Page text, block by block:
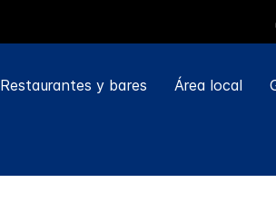
Restaurantes y bares Área local